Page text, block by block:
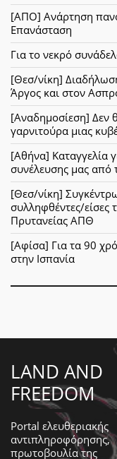
[ΑΠΟ] Ανάρτηση
Επανάσταση
Για το νεκρό
[Θεσ/νίκη]
Άργος και στον
[Αναδημοσίεση] Δεν
γαρνιτούρα μιας
[Αθήνα] Καταγγελία
συνέλευσης μας
[Θεσ/νίκη]
συλληφθέντες/είσες
Πρυτανείας ΑΠΘ
[Αφίσα] Για τα 90
στην Ισπανία
LAND AND
FREEDOM
Portal ελευθεριακής
αντιπληροφόρησης,
πρωτοβουλία της